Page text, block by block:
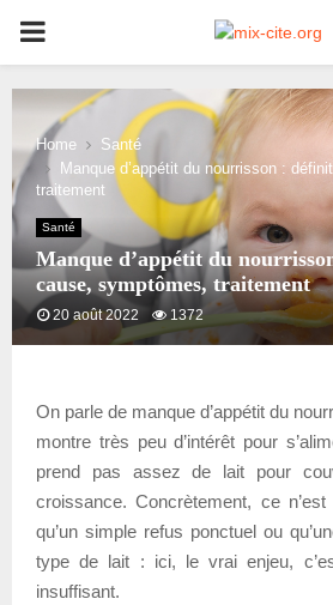
PRIMARY
MENU
Home
Santé
Manque d’appétit du nourrisson :
traitement
Santé
Manque d’appétit du
cause, symptômes, traitement
20 août 2022 1372
On parle de manque d’appétit du
montre très peu d’intérêt pour
prend pas assez de lait pour
croissance. Concrètement, ce
qu’un simple refus ponctuel ou
type de lait : ici, le vrai enjeu,
insuffisant.